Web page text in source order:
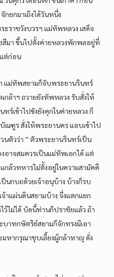
ยกมาเถิงได้วันหนึ่ง
ราชวังบวรฯ แม่ทัพหลวง เสด็จ
สีมา ขึ้นไปตั้งค่ายหลวงพักพลอยู่ที่
ต่ก่อน
แม่ทัพสยามก็จับพระยานรินทร์
กล้าฯ ถวายยังทัพหลวง รับสั่งให้
ร์เข้าไปขังยังคุกในค่ายหลวง ก็
ณฑูร สั่งให้พระยานคร แอบเข้าไป
นตัวว่า ” ตัวพระยานรินทร์เป็น
าจสมควรเป็นแม่ทัพเอกได้ แต่
กล้วทหารไม่ตั้งอยู่ในความสามัคคี
ป็นกบถด้วยเจ้าอนุบ้าง บ้างก็รบ
าแผ่นดินสยามบ้าง จึ่งแตกแยก
ว้ไม่ได้ บัดนี้ท่านก็ปราชัยแล้ว ถ้า
าทกษัตริย์สยามก็จักทรงมิเอา
หากรุณาชุบเลี้ยงผู้กล้าหาญ ดั่ง